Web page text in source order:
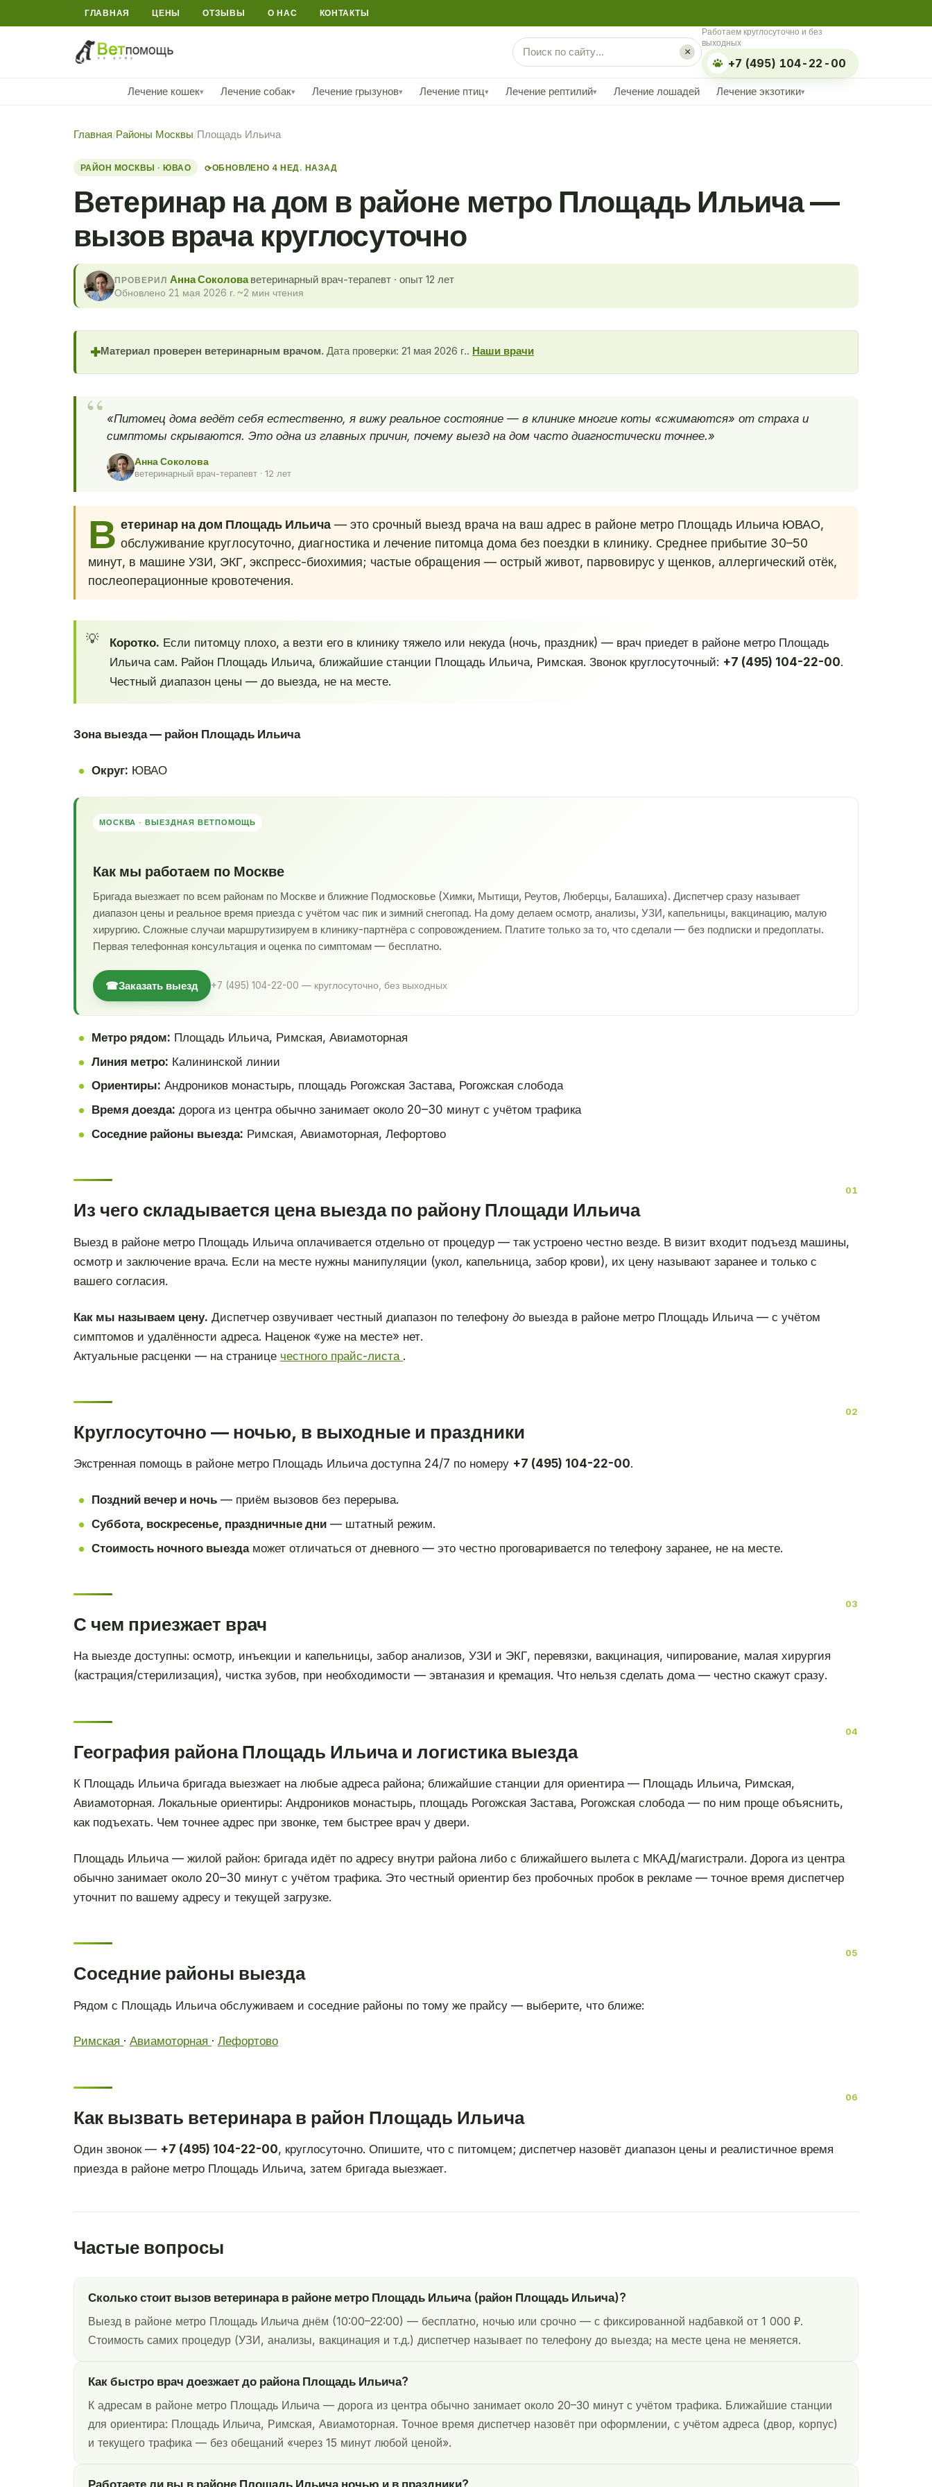
ГЛАВНАЯ ЦЕНЫ ОТЗЫВЫ О НАС КОНТАКТЫ
×
Работаем круглосуточно и без
выходных
+7 (495) 104-22-00
Лечение кошек▾ Лечение собак▾ Лечение грызунов▾ Лечение птиц▾ Лечение рептилий▾ Лечение лошадей Лечение экзотики▾
Главная/Районы Москвы/Площадь Ильича
РАЙОН МОСКВЫ · ЮВАО ⟳ОБНОВЛЕНО 4 НЕД. НАЗАД
Ветеринар на дом в районе метро Площадь Ильича —
вызов врача круглосуточно
ПРОВЕРИЛ Анна Соколоваветеринарный врач-терапевт · опыт 12 лет
Обновлено 21 мая 2026 г. ~2 мин чтения
✚Материал проверен ветеринарным врачом. Дата проверки: 21 мая 2026 г.. Наши врачи
«Питомец дома ведёт себя естественно, я вижу реальное состояние — в клинике многие коты «сжимаются» от страха и
симптомы скрываются. Это одна из главных причин, почему выезд на дом часто диагностически точнее.»
Анна Соколова
ветеринарный врач-терапевт · 12 лет
В етеринар на дом Площадь Ильича— это срочный выезд врача на ваш адрес в районе метро Площадь Ильича ЮВАО,
обслуживание круглосуточно, диагностика и лечение питомца дома без поездки в клинику. Среднее прибытие 30–50
минут, в машине УЗИ, ЭКГ, экспресс-биохимия; частые обращения — острый живот, парвовирус у щенков, аллергический отёк,
послеоперационные кровотечения.
Коротко. Если питомцу плохо, а везти его в клинику тяжело или некуда (ночь, праздник) — врач приедет в районе метро Площадь
Ильича сам. Район Площадь Ильича, ближайшие станции Площадь Ильича, Римская. Звонок круглосуточный: +7 (495) 104-22-00.
Честный диапазон цены — до выезда, не на месте.
Зона выезда — район Площадь Ильича
Округ: ЮВАО
МОСКВА · ВЫЕЗДНАЯ ВЕТПОМОЩЬ
Как мы работаем по Москве
Бригада выезжает по всем районам по Москве и ближние Подмосковье (Химки, Мытищи, Реутов, Люберцы, Балашиха). Диспетчер сразу называет
диапазон цены и реальное время приезда с учётом час пик и зимний снегопад. На дому делаем осмотр, анализы, УЗИ, капельницы, вакцинацию, малую
хирургию. Сложные случаи маршрутизируем в клинику-партнёра с сопровождением. Платите только за то, что сделали — без подписки и предоплаты.
Первая телефонная консультация и оценка по симптомам — бесплатно.
☎Заказать выезд +7 (495) 104-22-00 — круглосуточно, без выходных
Метро рядом: Площадь Ильича, Римская, Авиамоторная
Линия метро: Калининской линии
Ориентиры: Андроников монастырь, площадь Рогожская Застава, Рогожская слобода
Время доезда: дорога из центра обычно занимает около 20–30 минут с учётом трафика
Соседние районы выезда: Римская, Авиамоторная, Лефортово
Из чего складывается цена выезда по району Площади Ильича
Выезд в районе метро Площадь Ильича оплачивается отдельно от процедур — так устроено честно везде. В визит входит подъезд машины,
осмотр и заключение врача. Если на месте нужны манипуляции (укол, капельница, забор крови), их цену называют заранее и только с
вашего согласия.
Как мы называем цену. Диспетчер озвучивает честный диапазон по телефону до выезда в районе метро Площадь Ильича — с учётом
симптомов и удалённости адреса. Наценок «уже на месте» нет.
Актуальные расценки — на странице честного прайс-листа .
Круглосуточно — ночью, в выходные и праздники
Экстренная помощь в районе метро Площадь Ильича доступна 24/7 по номеру +7 (495) 104-22-00.
Поздний вечер и ночь— приём вызовов без перерыва.
Суббота, воскресенье, праздничные дни— штатный режим.
Стоимость ночного выездаможет отличаться от дневного — это честно проговаривается по телефону заранее, не на месте.
С чем приезжает врач
На выезде доступны: осмотр, инъекции и капельницы, забор анализов, УЗИ и ЭКГ, перевязки, вакцинация, чипирование, малая хирургия
(кастрация/стерилизация), чистка зубов, при необходимости — эвтаназия и кремация. Что нельзя сделать дома — честно скажут сразу.
География района Площадь Ильича и логистика выезда
К Площадь Ильича бригада выезжает на любые адреса района; ближайшие станции для ориентира — Площадь Ильича, Римская,
Авиамоторная. Локальные ориентиры: Андроников монастырь, площадь Рогожская Застава, Рогожская слобода — по ним проще объяснить,
как подъехать. Чем точнее адрес при звонке, тем быстрее врач у двери.
Площадь Ильича — жилой район: бригада идёт по адресу внутри района либо с ближайшего вылета с МКАД/магистрали. Дорога из центра
обычно занимает около 20–30 минут с учётом трафика. Это честный ориентир без пробочных пробок в рекламе — точное время диспетчер
уточнит по вашему адресу и текущей загрузке.
Соседние районы выезда
Рядом с Площадь Ильича обслуживаем и соседние районы по тому же прайсу — выберите, что ближе:
Римская · Авиамоторная · Лефортово
Как вызвать ветеринара в район Площадь Ильича
Один звонок — +7 (495) 104-22-00, круглосуточно. Опишите, что с питомцем; диспетчер назовёт диапазон цены и реалистичное время
приезда в районе метро Площадь Ильича, затем бригада выезжает.
Частые вопросы
Сколько стоит вызов ветеринара в районе метро Площадь Ильича (район Площадь Ильича)?
Выезд в районе метро Площадь Ильича днём (10:00–22:00) — бесплатно, ночью или срочно — с фиксированной надбавкой от 1 000 ₽.
Стоимость самих процедур (УЗИ, анализы, вакцинация и т.д.) диспетчер называет по телефону до выезда; на месте цена не меняется.
Как быстро врач доезжает до района Площадь Ильича?
К адресам в районе метро Площадь Ильича — дорога из центра обычно занимает около 20–30 минут с учётом трафика. Ближайшие станции
для ориентира: Площадь Ильича, Римская, Авиамоторная. Точное время диспетчер назовёт при оформлении, с учётом адреса (двор, корпус)
и текущего трафика — без обещаний «через 15 минут любой ценой».